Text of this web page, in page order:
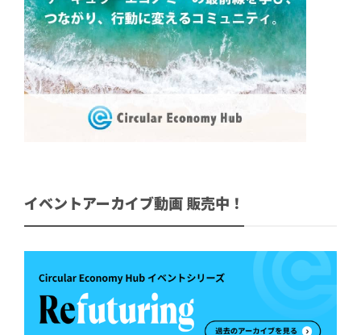
イベントアーカイブ動画 販売中！